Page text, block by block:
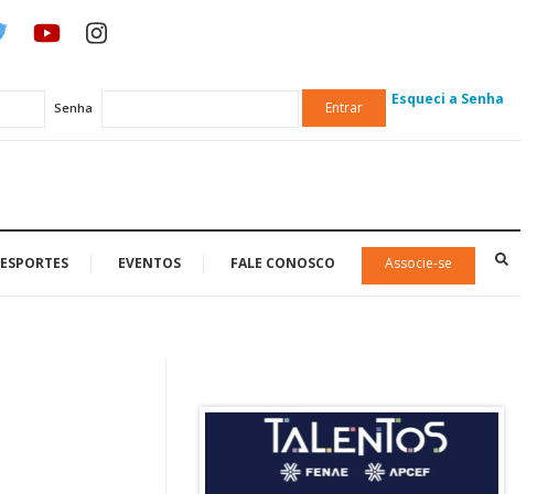
Senha Entrar Esqueci a Senha
ESPORTES EVENTOS FALE CONOSCO Associe-se